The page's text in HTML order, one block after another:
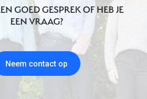
GOED GESPREK OF HEB JE
EEN VRAAG?
Neem contact op